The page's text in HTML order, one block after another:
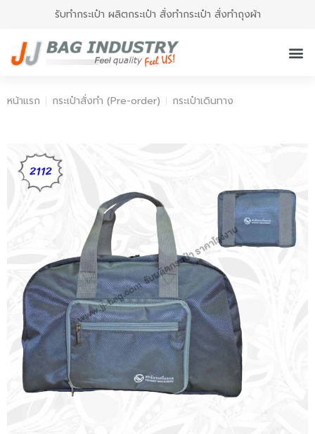
รับทำกระเป๋า ผลิตกระเป๋า สั่งทำกระเป๋า สั่งทำถุงผ้า
หน้าแรก กระเป๋าสั่งทำ (Pre-order) กระเป๋าเดินทาง